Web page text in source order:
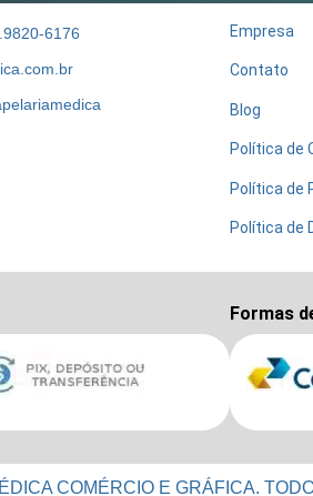
6176
Empresa
Contato
Blog
Política de
Política de
Política de
Formas
COMÉRCIO E GRÁFICA.